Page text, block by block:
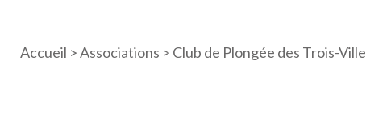
Accueil >Associations > Club de Plongée des Trois-